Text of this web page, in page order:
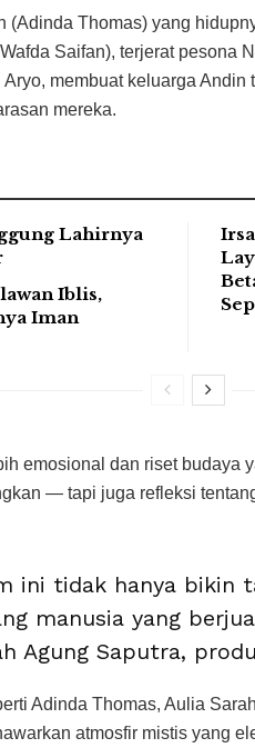
(Adinda Thomas) yang
Saifan), terjerat pesona
membuat keluarga
mereka.
Lahirnya
Iblis,
Iman
emosional dan riset budaya
— tapi juga refleksi
ini tidak hanya bikin
manusia yang
Agung Saputra,
Adinda Thomas, Aulia
atmosfir mistis yang